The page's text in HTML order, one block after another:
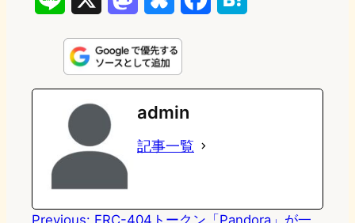
n
e
s
t
o
d
n
u
e
s
k
e
k
e
admin
記事一覧